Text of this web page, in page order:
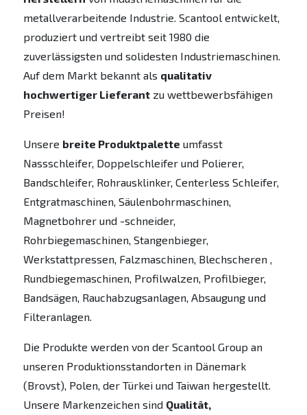
metallverarbeitende Industrie. Scantool entwickelt,
produziert und vertreibt seit 1980 die
zuverlässigsten und solidesten Industriemaschinen.
Auf dem Markt bekannt als qualitativ
hochwertiger Lieferantzu wettbewerbsfähigen
Preisen!
Unsere breite Produktpalette umfasst
Nassschleifer, Doppelschleifer und Polierer,
Bandschleifer, Rohrausklinker, Centerless Schleifer,
Entgratmaschinen, Säulenbohrmaschinen,
Magnetbohrer und -schneider,
Rohrbiegemaschinen, Stangenbieger,
Werkstattpressen, Falzmaschinen, Blechscheren ,
Rundbiegemaschinen, Profilwalzen, Profilbieger,
Bandsägen, Rauchabzugsanlagen, Absaugung und
Filteranlagen.
Die Produkte werden von der Scantool Group an
unseren Produktionsstandorten in Dänemark
(Brovst), Polen, der Türkei und Taiwan hergestellt.
Unsere Markenzeichen sind Qualität,